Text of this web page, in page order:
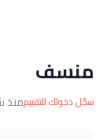
منسف
سجّل دخولك للتقييممنذ